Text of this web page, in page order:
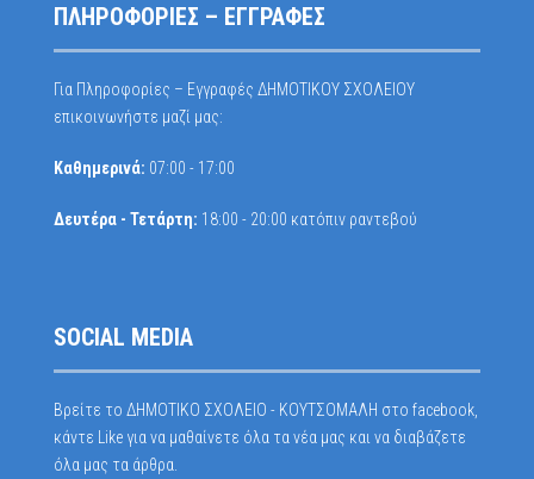
ΠΛΗΡΟΦΟΡΙΕΣ – ΕΓΓΡΑΦΕΣ
Για Πληροφορίες – Εγγραφές ΔΗΜΟΤΙΚΟΥ ΣΧΟΛΕΙΟΥ
επικοινωνήστε μαζί μας:
Καθημερινά: 07:00 - 17:00
Δευτέρα - Τετάρτη: 18:00 - 20:00 κατόπιν ραντεβού
SOCIAL MEDIA
Βρείτε το ΔΗΜΟΤΙΚΟ ΣΧΟΛΕΙΟ - ΚΟΥΤΣΟΜΑΛΗ στο facebook,
κάντε Like για να μαθαίνετε όλα τα νέα μας και να διαβάζετε
όλα μας τα άρθρα.